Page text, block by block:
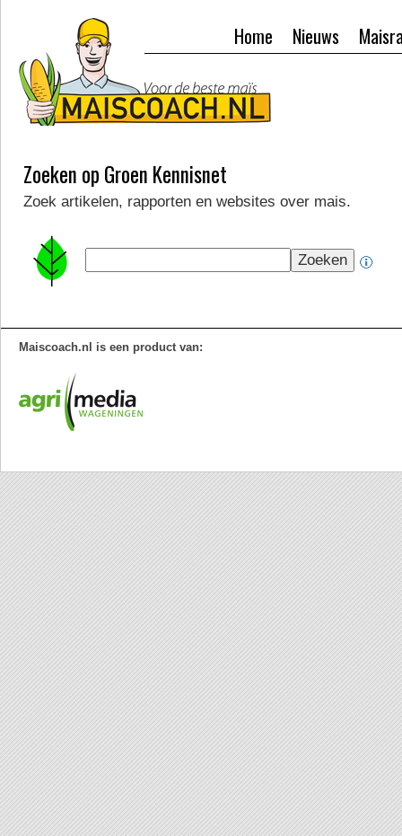
Nieuws
Home
Zoeken op Groen Kennisnet
Zoek artikelen, rapporten en websites over mais.
Maiscoach.nl is een product van: